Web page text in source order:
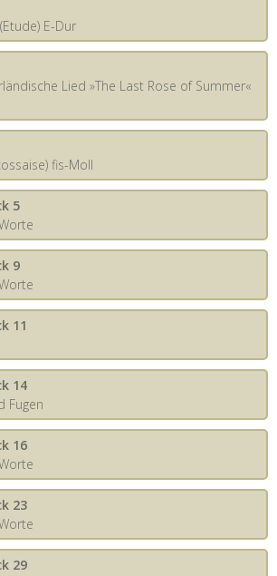
E-Dur
Lied »The Last Rose of Summer«
fis-Moll
5
9
11
14
Fugen
16
23
29